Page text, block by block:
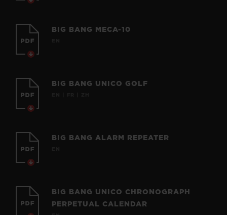
BIG BANG MECA-10
BIG BANG UNICO GOLF
BIG BANG ALARM REPEATER
BIG BANG UNICO CHRONOGRAPH
PERPETUAL CALENDAR